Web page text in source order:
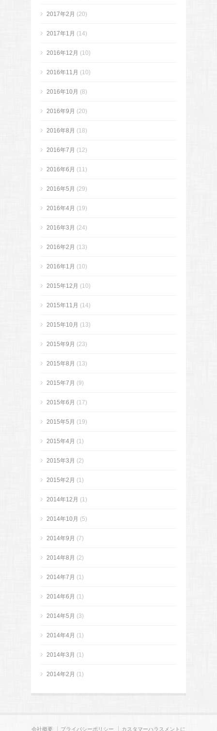
2017年2月 (20)
2017年1月 (14)
2016年12月 (10)
2016年11月 (10)
2016年10月 (8)
2016年9月 (20)
2016年8月 (18)
2016年7月 (12)
2016年6月 (11)
2016年5月 (29)
2016年4月 (19)
2016年3月 (24)
2016年2月 (13)
2016年1月 (10)
2015年12月 (10)
2015年11月 (14)
2015年10月 (13)
2015年9月 (23)
2015年8月 (13)
2015年7月 (9)
2015年6月 (17)
2015年5月 (19)
2015年4月 (1)
2015年3月 (2)
2015年2月 (1)
2014年12月 (1)
2014年10月 (5)
2014年9月 (7)
2014年8月 (2)
2014年7月 (1)
2014年6月 (1)
2014年5月 (3)
2014年4月 (1)
2014年3月 (1)
2014年2月 (1)
会社概要 プライバシーポリシー カスタマーハラスメントに